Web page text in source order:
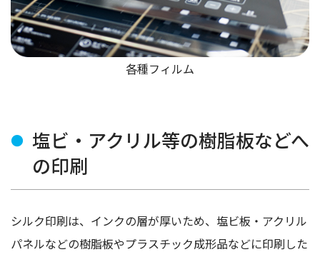
各種フィルム
塩ビ・アクリル等の樹脂板などへ
の印刷
シルク印刷は、インクの層が厚いため、塩ビ板・アクリル
パネルなどの樹脂板やプラスチック成形品などに印刷した